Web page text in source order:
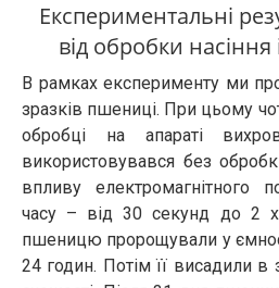
Експериментальні
від обробки
В рамках експерименту ми
зразків пшениці. При цьому
обробці на апараті
використовувався без
впливу електромагнітного
часу – від 30 секунд до 2
пшеницю пророщували у
24 годин. Потім її висадили